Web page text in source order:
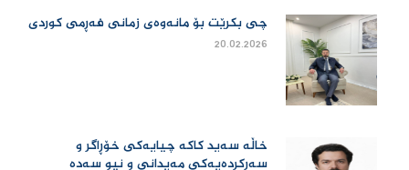
چی بكرێت بۆ مانەوەی زمانی فەڕمی كوردی
20.02.2026
خاڵە سەید کاکە چیایەکی خۆڕاگر و
سەرکردەیەکی مەیدانی و نیو سەدە